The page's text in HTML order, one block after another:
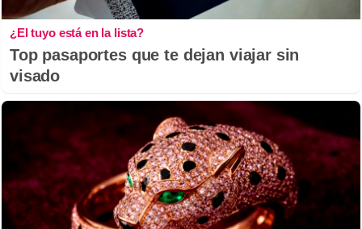
¿El tuyo está en la lista?
Top pasaportes que te dejan viajar sin
visado